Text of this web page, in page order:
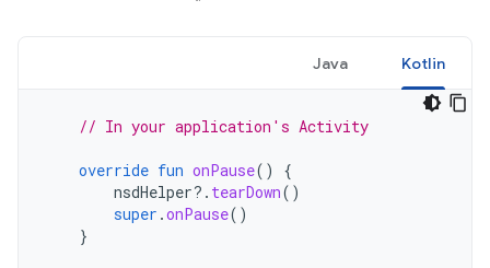
Kotlin
Java
// In your application's Activity
override fun onPause()
{
nsdHelper?. tearDown()
super .onPause()
}